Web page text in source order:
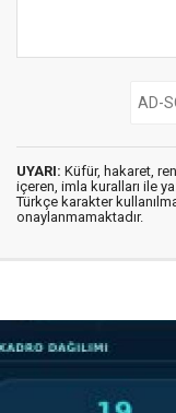
UYARI: Küfür, hakaret,
içeren, imla kuralları ile
Türkçe karakter
onaylanmamaktadır.